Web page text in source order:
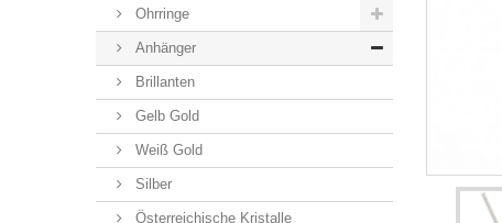
Ohrringe
Anhänger
Brillanten
Gelb Gold
Weiß Gold
Silber
Österreichische Kristalle